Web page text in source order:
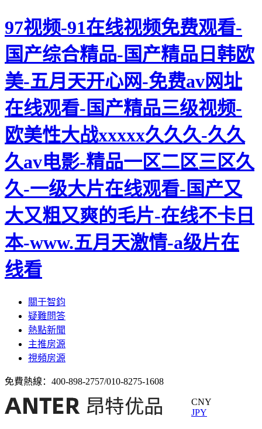
97视频-91在线视频免费观看-
国产综合精品-国产精品日韩欧
美-五月天开心网-免费av网址
在线观看-国产精品三级视频-
欧美性大战xxxxx久久久-久久
久av电影-精品一区二区三区久
久-一级大片在线观看-国产又
大又粗又爽的毛片-在线不卡日
本-www.五月天激情-a级片在
线看
關于智鈞
疑難問答
熱點新聞
主推房源
視頻房源
免費熱線： 400-898-2757/010-8275-1608
CNY
JPY